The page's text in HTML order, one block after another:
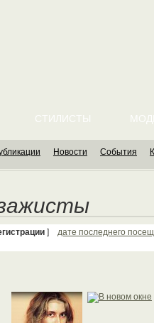
СТИЛИСТЫ
Новости События
] дате последнего